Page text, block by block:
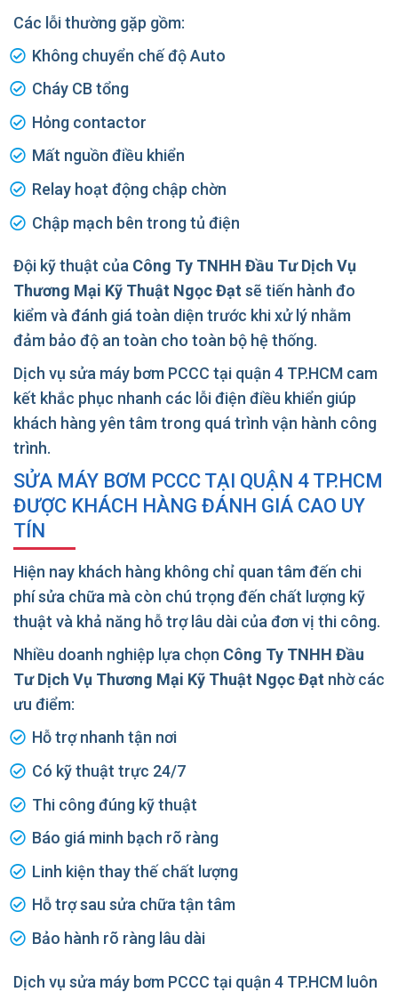
Các lỗi thường gặp gồm:
Không chuyển chế độ Auto
Cháy CB tổng
Hỏng contactor
Mất nguồn điều khiển
Relay hoạt động chập chờn
Chập mạch bên trong tủ điện
Đội kỹ thuật của Công Ty TNHH Đầu Tư Dịch Vụ
Thương Mại Kỹ Thuật Ngọc Đạt sẽ tiến hành đo
kiểm và đánh giá toàn diện trước khi xử lý nhằm
đảm bảo độ an toàn cho toàn bộ hệ thống.
Dịch vụ sửa máy bơm PCCC tại quận 4 TP.HCM cam
kết khắc phục nhanh các lỗi điện điều khiển giúp
khách hàng yên tâm trong quá trình vận hành công
trình.
SỬA MÁY BƠM PCCC TẠI QUẬN 4 TP.HCM
ĐƯỢC KHÁCH HÀNG ĐÁNH GIÁ CAO UY
TÍN
Hiện nay khách hàng không chỉ quan tâm đến chi
phí sửa chữa mà còn chú trọng đến chất lượng kỹ
thuật và khả năng hỗ trợ lâu dài của đơn vị thi công.
Nhiều doanh nghiệp lựa chọn Công Ty TNHH Đầu
Tư Dịch Vụ Thương Mại Kỹ Thuật Ngọc Đạt nhờ các
ưu điểm:
Hỗ trợ nhanh tận nơi
Có kỹ thuật trực 24/7
Thi công đúng kỹ thuật
Báo giá minh bạch rõ ràng
Linh kiện thay thế chất lượng
Hỗ trợ sau sửa chữa tận tâm
Bảo hành rõ ràng lâu dài
Dịch vụ sửa máy bơm PCCC tại quận 4 TP.HCM luôn